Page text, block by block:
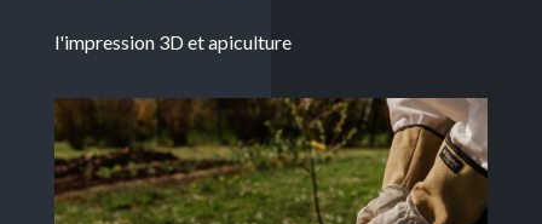
l'impression 3D et apiculture